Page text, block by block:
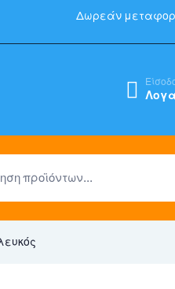
Δωρεάν